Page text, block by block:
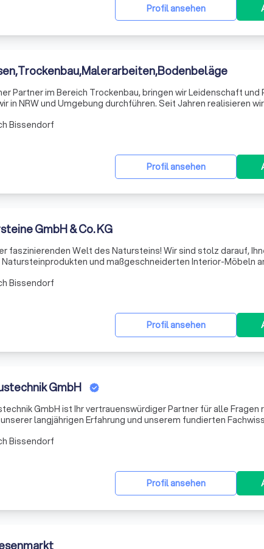
Profil ansehen
Partner im Bereich Trockenbau, bringen wir Leidenschaft und
in NRW und Umgebung durchführen. Seit Jahren realisieren
Profil ansehen
Bissendorf
GmbH & Co. KG
faszinierenden Welt des Natursteins! Wir sind stolz darauf,
und maßgeschneiderten Interior-Möbeln
Profil ansehen
Bissendorf
GmbH
GmbH ist Ihr vertrauenswürdiger Partner für alle Fragen
langjährigen Erfahrung und unserem fundierten
Profil ansehen
Bissendorf